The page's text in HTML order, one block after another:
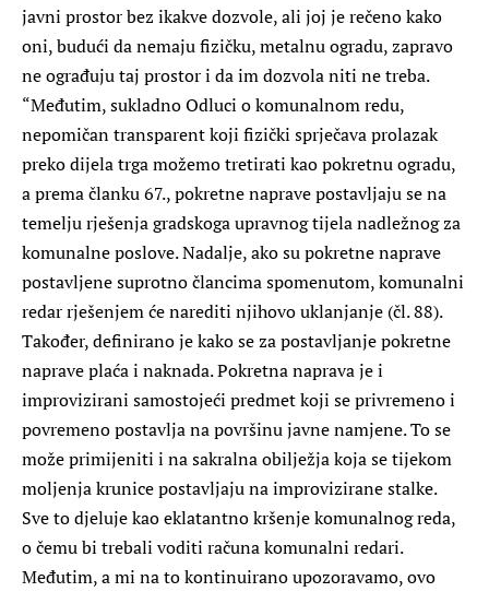
javni prostor bez ikakve dozvole, ali joj je rečeno kako
oni, budući da nemaju fizičku, metalnu ogradu, zapravo
ne ograđuju taj prostor i da im dozvola niti ne treba.
“Međutim, sukladno Odluci o komunalnom redu,
nepomičan transparent koji fizički sprječava prolazak
preko dijela trga možemo tretirati kao pokretnu ogradu,
a prema članku 67., pokretne naprave postavljaju se na
temelju rješenja gradskoga upravnog tijela nadležnog za
komunalne poslove. Nadalje, ako su pokretne naprave
postavljene suprotno člancima spomenutom, komunalni
redar rješenjem će narediti njihovo uklanjanje (čl. 88).
Također, definirano je kako se za postavljanje pokretne
naprave plaća i naknada. Pokretna naprava je i
improvizirani samostojeći predmet koji se privremeno i
povremeno postavlja na površinu javne namjene. To se
može primijeniti i na sakralna obilježja koja se tijekom
moljenja krunice postavljaju na improvizirane stalke.
Sve to djeluje kao eklatantno kršenje komunalnog reda,
o čemu bi trebali voditi računa komunalni redari.
Međutim, a mi na to kontinuirano upozoravamo, ovo